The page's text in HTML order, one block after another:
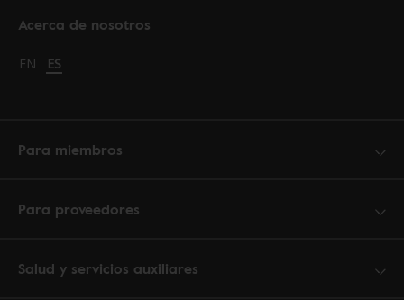
Acerca de nosotros
Change language to English
EN Cambiar idioma a español
ES
Para miembros
Para proveedores
Salud y servicios auxiliares